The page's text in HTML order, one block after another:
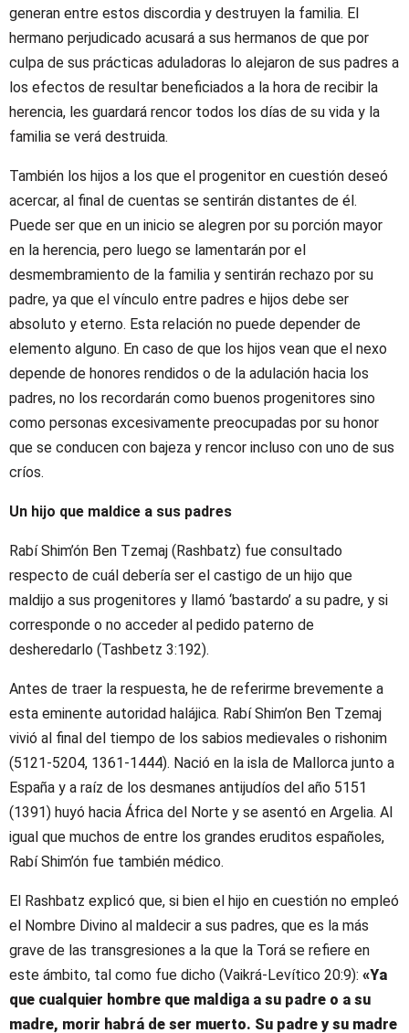
generan entre estos discordia y destruyen la familia. El
hermano perjudicado acusará a sus hermanos de que por
culpa de sus prácticas aduladoras lo alejaron de sus padres a
los efectos de resultar beneficiados a la hora de recibir la
herencia, les guardará rencor todos los días de su vida y la
familia se verá destruida.
También los hijos a los que el progenitor en cuestión deseó
acercar, al final de cuentas se sentirán distantes de él.
Puede ser que en un inicio se alegren por su porción mayor
en la herencia, pero luego se lamentarán por el
desmembramiento de la familia y sentirán rechazo por su
padre, ya que el vínculo entre padres e hijos debe ser
absoluto y eterno. Esta relación no puede depender de
elemento alguno. En caso de que los hijos vean que el nexo
depende de honores rendidos o de la adulación hacia los
padres, no los recordarán como buenos progenitores sino
como personas excesivamente preocupadas por su honor
que se conducen con bajeza y rencor incluso con uno de sus
críos.
Un hijo que maldice a sus padres
Rabí Shim’ón Ben Tzemaj (Rashbatz) fue consultado
respecto de cuál debería ser el castigo de un hijo que
maldijo a sus progenitores y llamó ‘bastardo’ a su padre, y si
corresponde o no acceder al pedido paterno de
desheredarlo (Tashbetz 3:192).
Antes de traer la respuesta, he de referirme brevemente a
esta eminente autoridad halájica. Rabí Shim’on Ben Tzemaj
vivió al final del tiempo de los sabios medievales o rishonim
(5121-5204, 1361-1444). Nació en la isla de Mallorca junto a
España y a raíz de los desmanes antijudíos del año 5151
(1391) huyó hacia África del Norte y se asentó en Argelia. Al
igual que muchos de entre los grandes eruditos españoles,
Rabí Shim’ón fue también médico.
El Rashbatz explicó que, si bien el hijo en cuestión no empleó
el Nombre Divino al maldecir a sus padres, que es la más
grave de las transgresiones a la que la Torá se refiere en
este ámbito, tal como fue dicho (Vaikrá-Levítico 20:9): «Ya
que cualquier hombre que maldiga a su padre o a su
madre, morir habrá de ser muerto. Su padre y su madre